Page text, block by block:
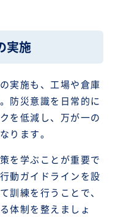
実施
実施も、工場や倉庫
防災意識を日常的に
を低減し、万が一の
ります。
を学ぶことが重要で
動ガイドラインを設
訓練を行うことで、
体制を整えましょ